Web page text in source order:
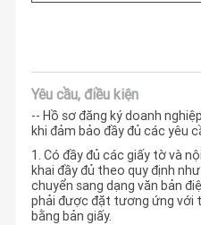
Yêu cầu, điều kiện
-- Hồ sơ đăng ký doanh
khi đảm bảo đầy đủ các yêu
1. Có đầy đủ các giấy tờ và
khai đầy đủ theo quy định
chuyển sang dạng văn bản
phải được đặt tương ứng với
bằng bản giấy.